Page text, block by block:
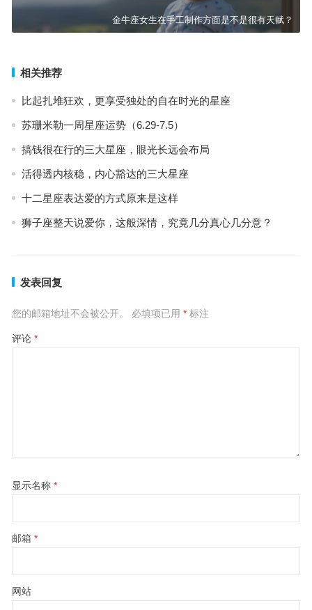
金牛座女生在手工制作方面是不是很有天赋？
相关推荐
比起扎堆狂欢，更享受独处的自在时光的星座
苏珊米勒一周星座运势（6.29-7.5）
搞钱很在行的三大星座，眼光长远会布局
活得透内核稳，内心豁达的三大星座
十二星座表达爱的方式原来是这样
狮子座整天说爱你，这般深情，究竟几分真心几分意？
发表回复
您的邮箱地址不会被公开。 必填项已用 *标注
评论 *
显示名称 *
邮箱 *
网站